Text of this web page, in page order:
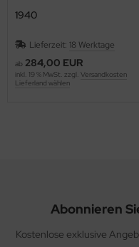
1940
Lieferzeit: 18 Werktage
ab 284,00 EUR
inkl. 19 % MwSt. zzgl. Versandkosten
Lieferland wählen
Abonnieren
Kostenlose exklusive